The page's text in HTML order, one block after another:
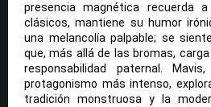
presencia magnética recuerda
clásicos, mantiene su humor
una melancolía palpable; se
que, más allá de las bromas,
responsabilidad paternal.
protagonismo más intenso,
tradición monstruosa y la